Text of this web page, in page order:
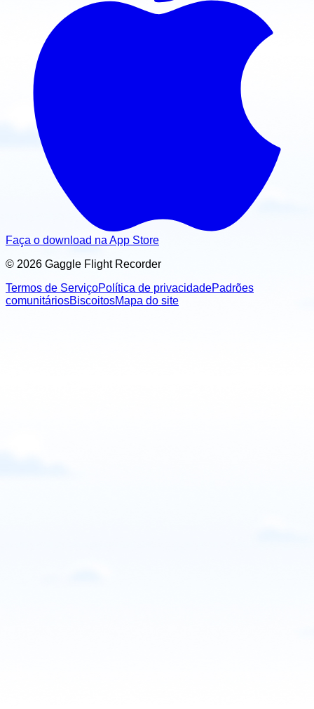
Faça o download na App Store
© 2026 Gaggle Flight Recorder
Termos de ServiçoPolítica de privacidadePadrões
comunitáriosBiscoitosMapa do site